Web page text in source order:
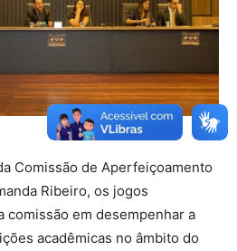
Comissão de Aperfeiçoamento
Ribeiro, os jogos
comissão em desempenhar a
acadêmicas no âmbito do